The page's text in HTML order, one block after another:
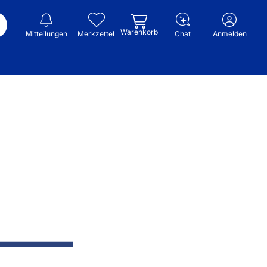
Mitteilungen Merkzettel Warenkorb Chat Anmelden